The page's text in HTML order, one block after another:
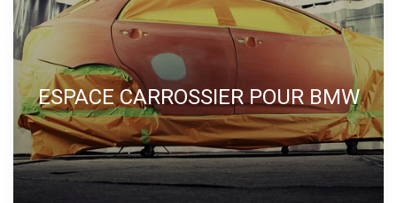
ESPACE CARROSSIER POUR BMW